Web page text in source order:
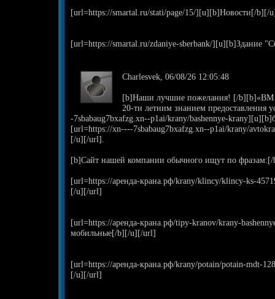
[url=https://smartal.ru/stati/page/15/][u][b]Новости[/b][/
[url=https://smartal.ru/zdaniye-sberbank/][u][b]Здание
Charlesvek, 06/08/26 12:05:48
[b]Наши лучшие пожелания! [/b][b]«ВМ
20-ти летним знанием предоставления
-7sbabaug7bxafzg.xn--p1ai/krany/bashennye-
[url=https://xn----7sbabaug7bxafzg.xn--p1ai/krany/
[/u][/url].
[b]Сайт нашей компании обычного ищут по
[url=https://аренда-крана.рф/krany/klincy/klincy-ks-
[/u][/url]
[url=https://аренда-крана.рф/tipy-kranov/krany-
мобильные[/b][/u][/url]
[url=https://аренда-крана.рф/krany/potain/potain-mdt-
[/u][/url]